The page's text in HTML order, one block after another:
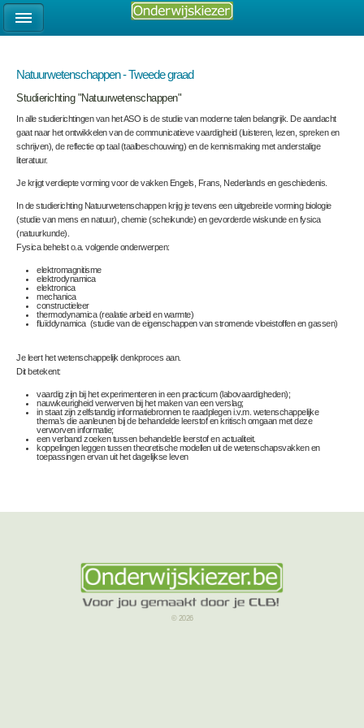
Natuurwetenschappen - Tweede graad
Studierichting "Natuurwetenschappen"
In alle studierichtingen van het ASO is de studie van moderne talen belangrijk. De aandacht
gaat naar het ontwikkelen van de communicatieve vaardigheid (luisteren, lezen, spreken en
schrijven), de reflectie op taal (taalbeschouwing) en de kennismaking met anderstalige
literatuur.
Je krijgt verdiepte vorming voor de vakken Engels, Frans, Nederlands en geschiedenis.
In de studierichting Natuurwetenschappen krijg je tevens een uitgebreide vorming biologie
(studie van mens en natuur), chemie (scheikunde) en gevorderde wiskunde en fysica
(natuurkunde).
Fysica behelst o.a. volgende onderwerpen:
elektromagnitisme
elektrodynamica
elektronica
mechanica
constructieleer
thermodynamica (realatie arbeid en warmte)
fluïddynamica (studie van de eigenschappen van stromende vloeistoffen en gassen)
Je leert het wetenschappelijk denkproces aan.
Dit betekent:
vaardig zijn bij het experimenteren in een practicum (labovaardigheden);
nauwkeurigheid verwerven bij het maken van een verslag;
in staat zijn zelfstandig informatiebronnen te raadplegen i.v.m. wetenschappelijke
thema’s die aanleunen bij de behandelde leerstof en kritisch omgaan met deze
verworven informatie;
een verband zoeken tussen behandelde leerstof en actualiteit.
koppelingen leggen tussen theoretische modellen uit de wetenschapsvakken en
toepassingen ervan uit het dagelijkse leven
© 2026